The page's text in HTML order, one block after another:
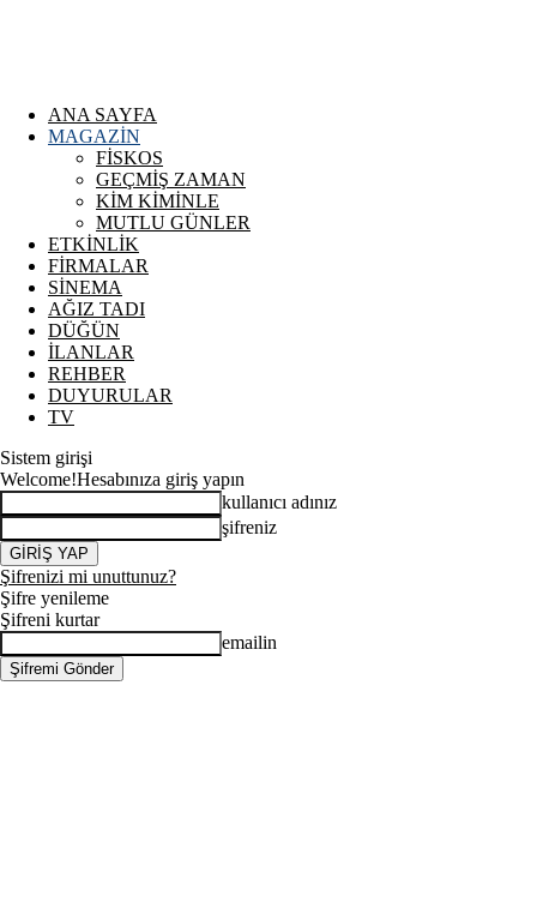
ANA SAYFA
MAGAZİN
FİSKOS
GEÇMİŞ ZAMAN
KİM KİMİNLE
MUTLU GÜNLER
ETKİNLİK
FİRMALAR
SİNEMA
AĞIZ TADI
DÜĞÜN
İLANLAR
REHBER
DUYURULAR
TV
Sistem girişi
Welcome!Hesabınıza giriş yapın
kullanıcı adınız
şifreniz
Şifrenizi mi unuttunuz?
Şifre yenileme
Şifreni kurtar
emailin